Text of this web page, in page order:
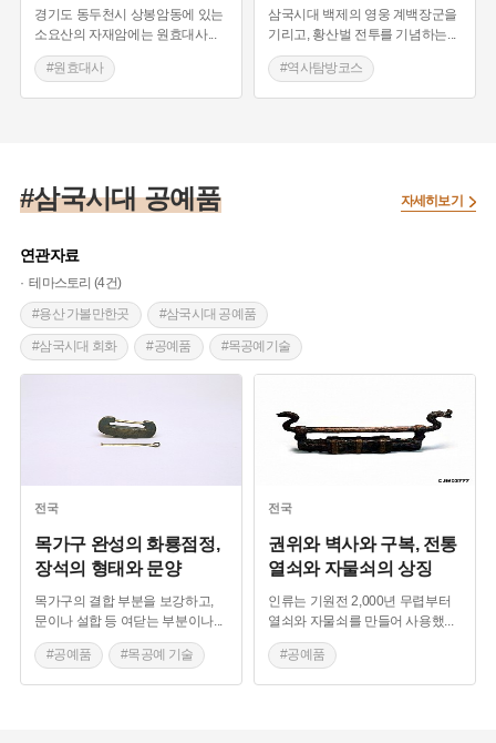
경기도 동두천시 상봉암동에 있는
소요산의 자재암에는 원효대사...
#원효대사
#삼국시대 인물
삼국시대 백제의 영웅 계백장군을
기리고, 황산벌 전투를 기념하는
#역사탐방코스
#삼국시대 인물
#삼국시대 공예품
연관자료
테마스토리 (4건)
#용산 가볼만한곳
#삼국시대 공예품
#삼국시대 회화 #공예품 #목공예기술
#목공예 기술 #전통 공예 기술 #상대시대 복식
자세히보기
전국
목가구 완성의 화룡점정,
장석의 형태와 문양
목가구의 결합 부분을 보강하고,
문이나 설합 등 여닫는 부분이나...
#공예품 #목공예 기술
#삼국시대 공예품
전국
권위와 벽사와 구복, 전통
열쇠와 자물쇠의 상징
인류는 기원전 2,000년 무렵부터
열쇠와 자물쇠를 만들어 사용했
#공예품
#삼국시대 공예품